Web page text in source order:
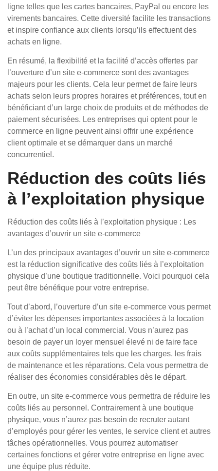
ligne telles que les cartes bancaires, PayPal ou encore les
virements bancaires. Cette diversité facilite les transactions
et inspire confiance aux clients lorsqu’ils effectuent des
achats en ligne.
En résumé, la flexibilité et la facilité d’accès offertes par
l’ouverture d’un site e-commerce sont des avantages
majeurs pour les clients. Cela leur permet de faire leurs
achats selon leurs propres horaires et préférences, tout en
bénéficiant d’un large choix de produits et de méthodes de
paiement sécurisées. Les entreprises qui optent pour le
commerce en ligne peuvent ainsi offrir une expérience
client optimale et se démarquer dans un marché
concurrentiel.
Réduction des coûts liés
à l’exploitation physique
Réduction des coûts liés à l’exploitation physique : Les
avantages d’ouvrir un site e-commerce
L’un des principaux avantages d’ouvrir un site e-commerce
est la réduction significative des coûts liés à l’exploitation
physique d’une boutique traditionnelle. Voici pourquoi cela
peut être bénéfique pour votre entreprise.
Tout d’abord, l’ouverture d’un site e-commerce vous permet
d’éviter les dépenses importantes associées à la location
ou à l’achat d’un local commercial. Vous n’aurez pas
besoin de payer un loyer mensuel élevé ni de faire face
aux coûts supplémentaires tels que les charges, les frais
de maintenance et les réparations. Cela vous permettra de
réaliser des économies considérables dès le départ.
En outre, un site e-commerce vous permettra de réduire les
coûts liés au personnel. Contrairement à une boutique
physique, vous n’aurez pas besoin de recruter autant
d’employés pour gérer les ventes, le service client et autres
tâches opérationnelles. Vous pourrez automatiser
certaines fonctions et gérer votre entreprise en ligne avec
une équipe plus réduite.